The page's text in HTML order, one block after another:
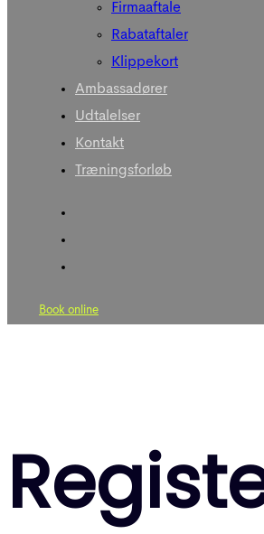
Firmaaftale
Rabataftaler
Klippekort
Ambassadører
Udtalelser
Kontakt
Træningsforløb
Book online